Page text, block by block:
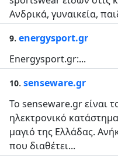
Ανδρικά, γυναικεία,
9. energysport.gr
Energysport.gr:...
10. senseware.gr
Το senseware.gr είναι
ηλεκτρονικό
μαγιό της Ελλάδας.
που διαθέτει...